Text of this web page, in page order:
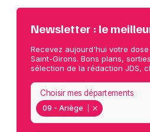
Newsletter : le
Recevez aujourd'hui votre
Saint-Girons. Bons plans,
sélection de la rédaction JDS,
09 - Ariège
Choisir mes départements